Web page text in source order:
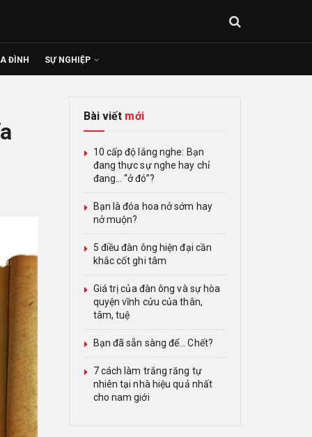
ĐÌNH SỰ NGHIỆP
Bài viết mới
10 cấp độ lắng nghe: Bạn
đang thực sự nghe hay chỉ
đang… “ở đó”?
Bạn là đóa hoa nở sớm hay
nở muộn?
5 điều đàn ông hiện đại cần
khắc cốt ghi tâm
Giá trị của đàn ông và sự hòa
quyện vĩnh cửu của thân,
tâm, tuệ
Bạn đã sẵn sàng để… Chết?
7 cách làm trắng răng tự
nhiên tại nhà hiệu quả nhất
cho nam giới